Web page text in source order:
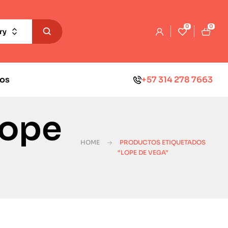
0 0
+57 314 278 7663
HOME
PRODUCTOS ETIQUETADOS
“LOPE DE VEGA”